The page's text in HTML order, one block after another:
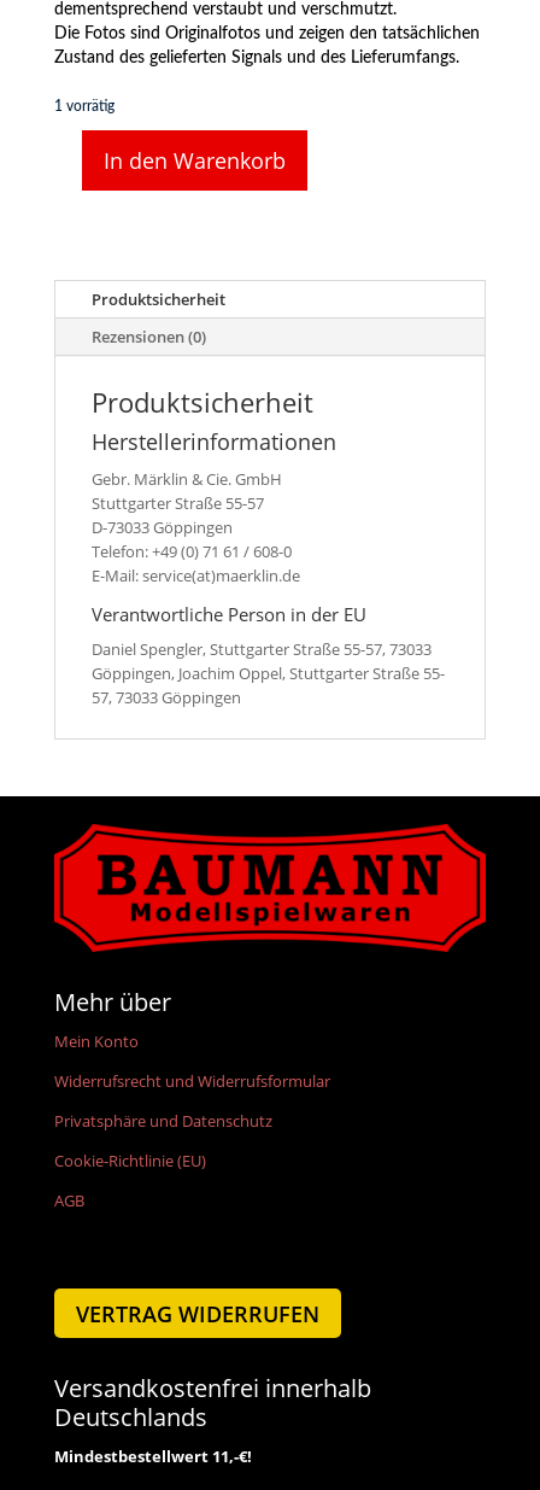
dementsprechend verstaubt und verschmutzt.
Die Fotos sind Originalfotos und zeigen den tatsächlichen
Zustand des gelieferten Signals und des Lieferumfangs.
1 vorrätig
Märklin
7040
Menge
In den Warenkorb
Produktsicherheit
Rezensionen (0)
Produktsicherheit
Herstellerinformationen
Gebr. Märklin & Cie. GmbH
Stuttgarter Straße 55-57
D-73033 Göppingen
Telefon: +49 (0) 71 61 / 608-0
E-Mail: service(at)maerklin.de
Verantwortliche Person in der EU
Daniel Spengler, Stuttgarter Straße 55-57, 73033
Göppingen, Joachim Oppel, Stuttgarter Straße 55-
57, 73033 Göppingen
Mehr über
Mein Konto
Widerrufsrecht und Widerrufsformular
Privatsphäre und Datenschutz
Cookie-Richtlinie (EU)
AGB
VERTRAG WIDERRUFEN
Versandkostenfrei innerhalb
Deutschlands
Mindestbestellwert 11,-€!